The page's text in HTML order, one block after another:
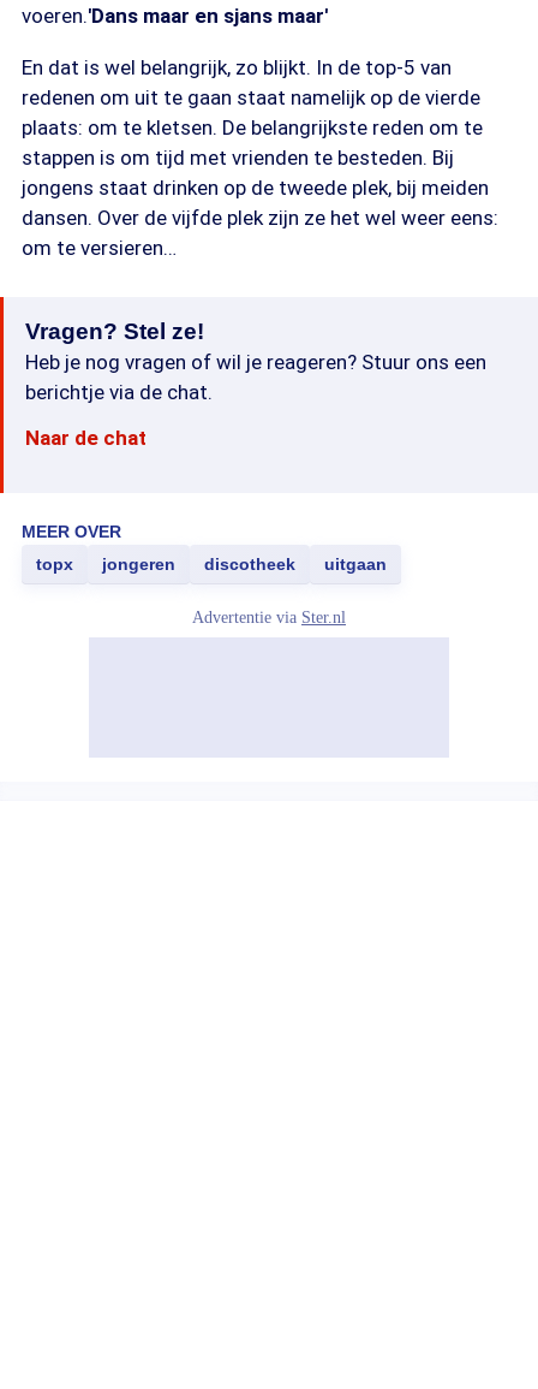
voeren.'Dans maar en sjans maar'
En dat is wel belangrijk, zo blijkt. In de top-5 van
redenen om uit te gaan staat namelijk op de vierde
plaats: om te kletsen. De belangrijkste reden om te
stappen is om tijd met vrienden te besteden. Bij
jongens staat drinken op de tweede plek, bij meiden
dansen. Over de vijfde plek zijn ze het wel weer eens:
om te versieren…
Vragen? Stel ze!
Heb je nog vragen of wil je reageren? Stuur ons een
berichtje via de chat.
Naar de chat
MEER OVER
topx
jongeren discotheek uitgaan
Advertentie via Ster.nl